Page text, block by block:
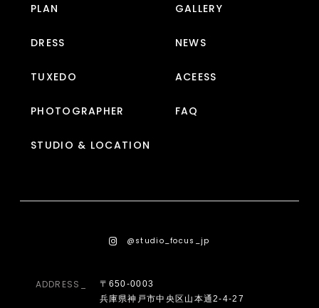
PLAN
DRESS
TUXEDO
PHOTOGRAPHER
STUDIO & LOCATION
GALLERY
NEWS
ACEESS
FAQ
@studio_focus_jp
ADDRESS_
〒650-0003
兵庫県神戸市中央区山本通2-4-27